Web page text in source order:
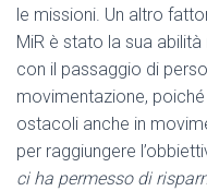
le missioni. Un altro
MiR è stato la sua
con il passaggio di
movimentazione,
ostacoli anche in
per raggiungere
ci ha permesso di